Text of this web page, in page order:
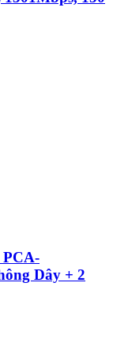
PCA-
Dây + 2